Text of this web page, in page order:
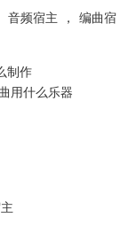
音频宿主 ，
编曲宿
制作
用什么乐器